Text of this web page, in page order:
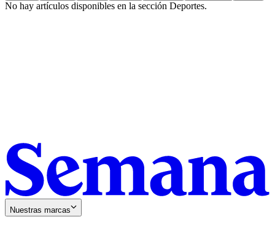
No hay artículos disponibles en la sección Deportes.
Nuestras marcas